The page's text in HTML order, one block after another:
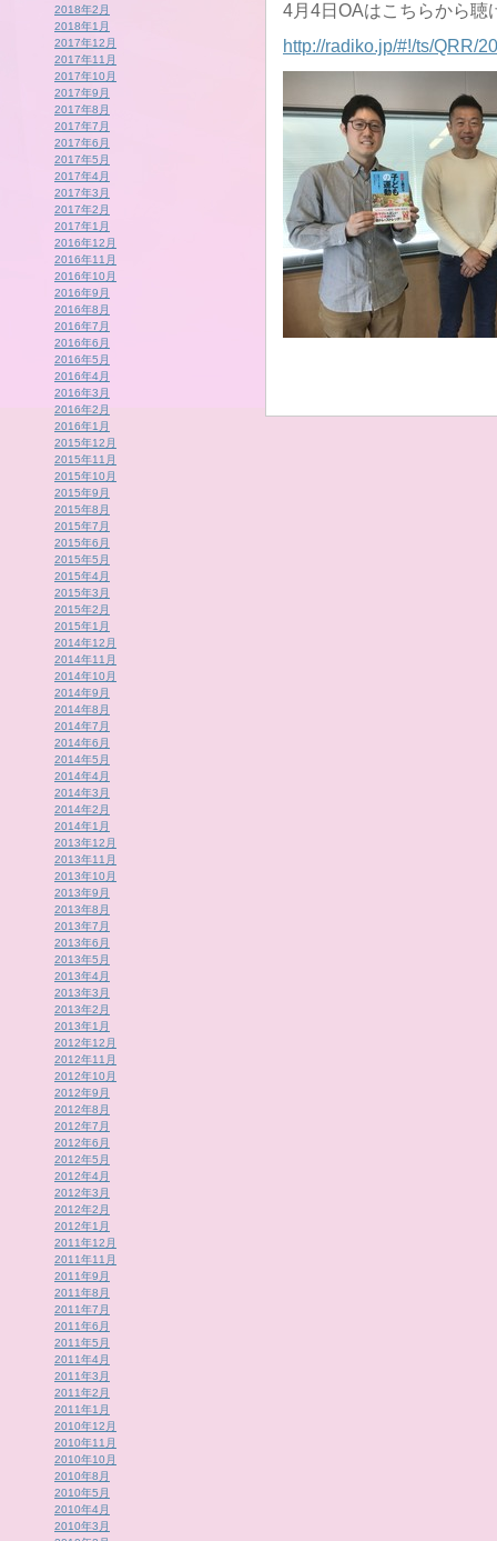
2018年2月
2018年1月
2017年12月
2017年11月
2017年10月
2017年9月
2017年8月
2017年7月
2017年6月
2017年5月
2017年4月
2017年3月
2017年2月
2017年1月
2016年12月
2016年11月
2016年10月
2016年9月
2016年8月
2016年7月
2016年6月
2016年5月
2016年4月
2016年3月
2016年2月
2016年1月
2015年12月
2015年11月
2015年10月
2015年9月
2015年8月
2015年7月
2015年6月
2015年5月
2015年4月
2015年3月
2015年2月
2015年1月
2014年12月
2014年11月
2014年10月
2014年9月
2014年8月
2014年7月
2014年6月
2014年5月
2014年4月
2014年3月
2014年2月
2014年1月
2013年12月
2013年11月
2013年10月
2013年9月
2013年8月
2013年7月
2013年6月
2013年5月
2013年4月
2013年3月
2013年2月
2013年1月
2012年12月
2012年11月
2012年10月
2012年9月
2012年8月
2012年7月
2012年6月
2012年5月
2012年4月
2012年3月
2012年2月
2012年1月
2011年12月
2011年11月
2011年9月
2011年8月
2011年7月
2011年6月
2011年5月
2011年4月
2011年3月
2011年2月
2011年1月
2010年12月
2010年11月
2010年10月
2010年8月
2010年5月
2010年4月
2010年3月
4月4日OAはこちらから聴
http://radiko.jp/#!/ts/QRR/